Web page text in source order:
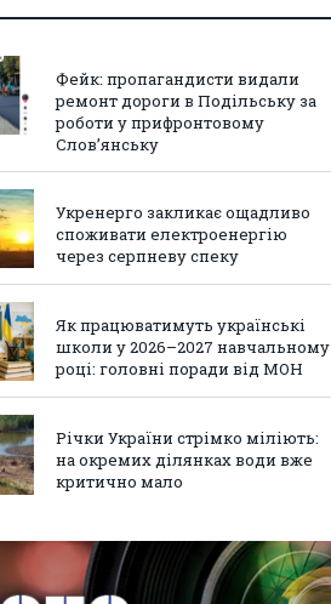
Фейк: пропагандисти видали
ремонт дороги в Подільську за
роботи у прифронтовому
Слов’янську
Укренерго закликає ощадливо
споживати електроенергію
через серпневу спеку
Як працюватимуть українські
школи у 2026–2027 навчальному
році: головні поради від МОН
Річки України стрімко міліють:
на окремих ділянках води вже
критично мало